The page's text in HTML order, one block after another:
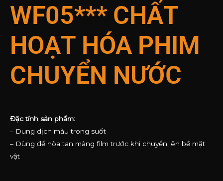
WF05*** CHẤT
HOẠT HÓA PHIM
CHUYỂN NƯỚC
Đặc tính sản phẩm:
– Dung dịch màu trong suốt
– Dùng để hòa tan màng film trước khi chuyển lên bề mặt
vật